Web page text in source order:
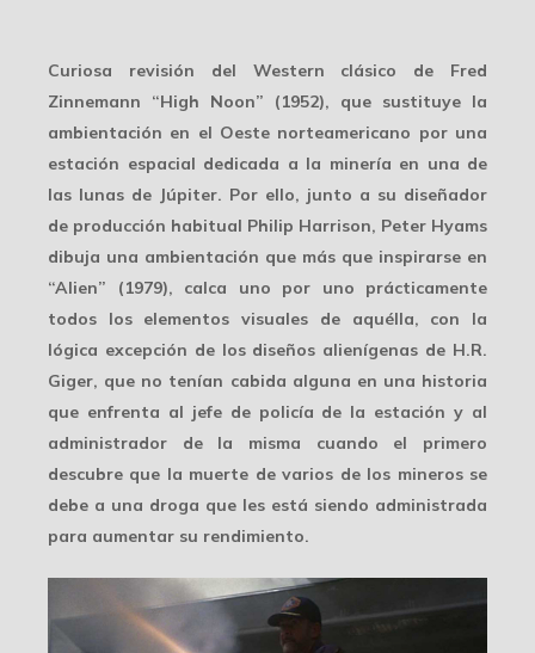
Curiosa revisión del Western clásico de Fred
Zinnemann “High Noon” (1952), que sustituye la
ambientación en el Oeste norteamericano por una
estación espacial dedicada a la minería en una de
las lunas de Júpiter. Por ello, junto a su diseñador
de producción habitual Philip Harrison, Peter Hyams
dibuja una ambientación que más que inspirarse en
“Alien” (1979), calca uno por uno prácticamente
todos los elementos visuales de aquélla, con la
lógica excepción de los diseños alienígenas de H.R.
Giger, que no tenían cabida alguna en una historia
que enfrenta al jefe de policía de la estación y al
administrador de la misma cuando el primero
descubre que la muerte de varios de los mineros se
debe a una droga que les está siendo administrada
para aumentar su rendimiento.